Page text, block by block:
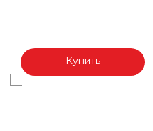
Купить